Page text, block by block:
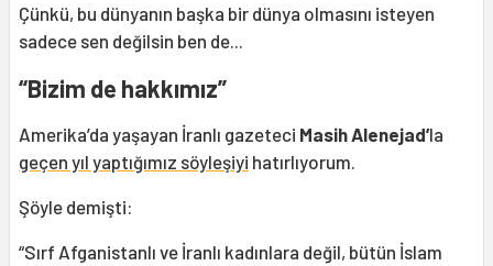
Çünkü, bu dünyanın başka bir dünya olmasını isteyen
sadece sen değilsin ben de...
“Bizim de hakkımız”
Amerika’da yaşayan İranlı gazeteci Masih Alenejad’la
geçen yıl yaptığımız söyleşiyi hatırlıyorum.
Şöyle demişti:
“Sırf Afganistanlı ve İranlı kadınlara değil, bütün İslam